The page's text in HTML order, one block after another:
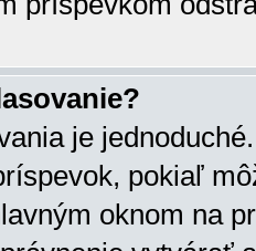
je
pokiaľ
oknom na